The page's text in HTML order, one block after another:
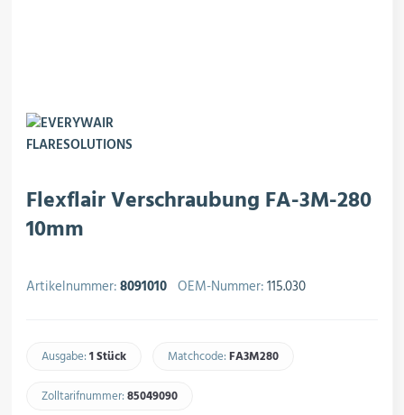
Flexflair Verschraubung FA-3M-280
10mm
Artikelnummer:8091010 OEM-Nummer:115.030
Ausgabe:1 Stück Matchcode:FA3M280​
Zolltarifnummer:85049090​